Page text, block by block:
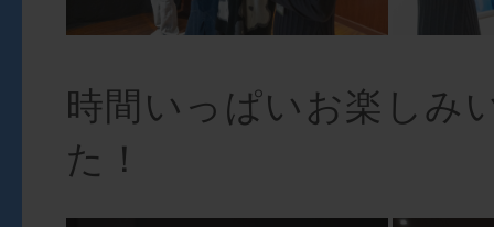
時間いっぱいお楽しみ
た！